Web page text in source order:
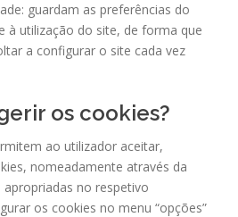
guardam as preferências do
à utilização do site, de forma que
a configurar o site cada vez
os cookies?
ao utilizador aceitar,
nomeadamente através da
no respetivo
os cookies no menu “opções”